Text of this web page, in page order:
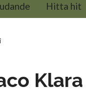
Hitta hit